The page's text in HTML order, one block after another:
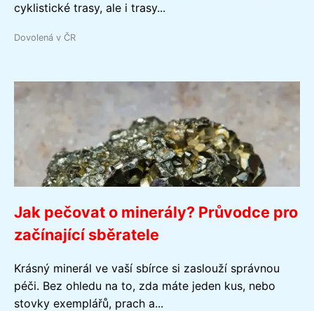
cyklistické trasy, ale i trasy...
Dovolená v ČR
Jak pečovat o minerály? Průvodce pro
začínající sběratele
Krásný minerál ve vaší sbírce si zaslouží správnou
péči. Bez ohledu na to, zda máte jeden kus, nebo
stovky exemplářů, prach a...